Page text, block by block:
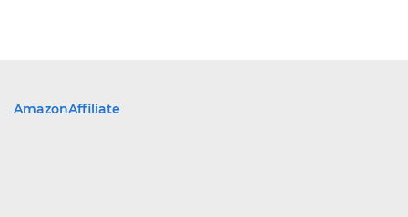
AmazonAffiliate